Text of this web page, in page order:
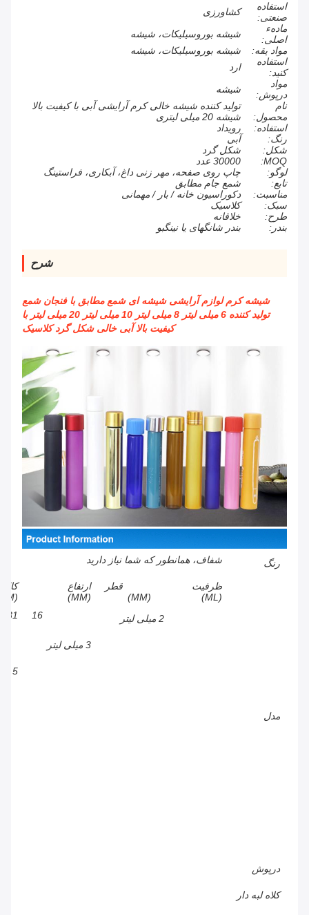
استفاده
صنعتی:
کشاورزی
مادهء
اصلی:
شیشه بوروسیلیکات، شیشه
مواد یقه:
شیشه بوروسیلیکات، شیشه
استفاده
کنید:
ارد
مواد
درپوش:
شیشه
نام
محصول:
تولید کننده شیشه خالی کرم آرایشی آبی با کیفیت بالا
شیشه 20 میلی لیتری
استفاده:
رویداد
رنگ:
آبی
شکل:
شکل گرد
MOQ:
30000 عدد
لوگو:
چاپ روی صفحه، مهر زنی داغ، آبکاری، فراستینگ
تابع:
شمع جام مطابق
مناسبت:
دکوراسیون خانه / بار / مهمانی
سبک:
کلاسیک
طرح:
خلاقانه
بندر:
بندر شانگهای یا نینگبو
شرح
شیشه کرم لوازم آرایشی شیشه ای شمع مطابق با فنجان شمع
تولید کننده 6 میلی لیتر 8 میلی لیتر 10 میلی لیتر 20 میلی لیتر با
کیفیت بالا آبی خالی شکل گرد کلاسیک
رنگ شفاف، همانطور که شما نیاز دارید
مدل
ظرفیت
(ML)
قطر
(MM)
ارتفاع
(MM)
(MM)
2 میلی لیتر
16
31
3 میلی لیتر
5 میلی لیتر
درپوش
کلاه لبه دار